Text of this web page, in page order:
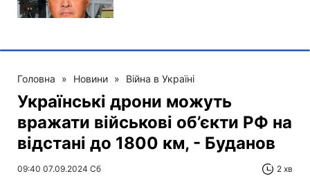
Головна » Новини » Війна в Україні
Українські дрони можуть
вражати військові об’єкти РФ на
відстані до 1800 км, - Буданов
09:40 07.09.2024 Сб 2 хв